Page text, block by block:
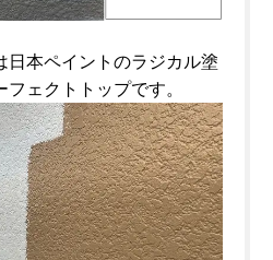
日本ペイントのラジカル塗
ェクトトップです。